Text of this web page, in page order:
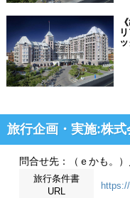
旅行企画・実施:株式
問合せ先：（ｅかも。
旅行条件書
URL